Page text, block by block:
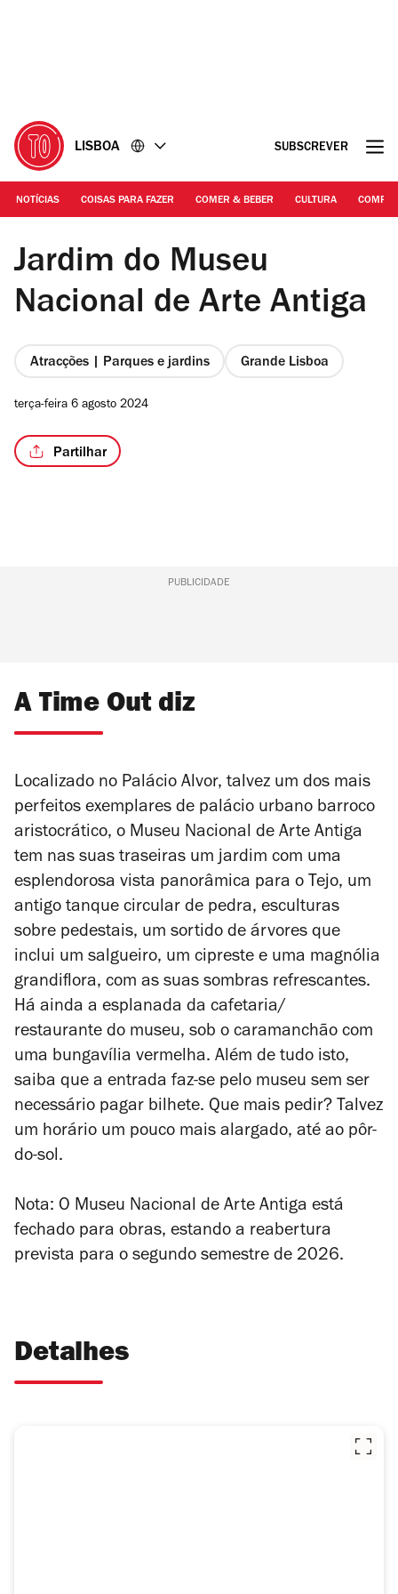
LISBOA SUBSCREVER
NOTÍCIAS COISAS PARA FAZER COMER & BEBER CULTURA
jardins Abertos
Jardim do Museu
Nacional de Arte Antiga
Atracções | Parques e jardins Grande Lisboa
terça-feira 6 agosto 2024
Partilhar
PUBLICIDADE
A Time Out diz
Localizado no Palácio Alvor, talvez um dos mais
perfeitos exemplares de palácio urbano barroco
aristocrático, o Museu Nacional de Arte Antiga
tem nas suas traseiras um jardim com uma
esplendorosa vista panorâmica para o Tejo, um
antigo tanque circular de pedra, esculturas
sobre pedestais, um sortido de árvores que
inclui um salgueiro, um cipreste e uma magnólia
grandiflora, com as suas sombras refrescantes.
Há ainda a esplanada da cafetaria/
restaurante do museu, sob o caramanchão com
uma bungavília vermelha. Além de tudo isto,
saiba que a entrada faz-se pelo museu sem ser
necessário pagar bilhete. Que mais pedir? Talvez
um horário um pouco mais alargado, até ao pôr-
do-sol.
Nota: O Museu Nacional de Arte Antiga está
fechado para obras, estando a reabertura
prevista para o segundo semestre de 2026.
Detalhes